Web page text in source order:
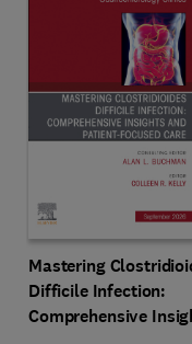
Mastering
Difficile Infection:
Comprehensive